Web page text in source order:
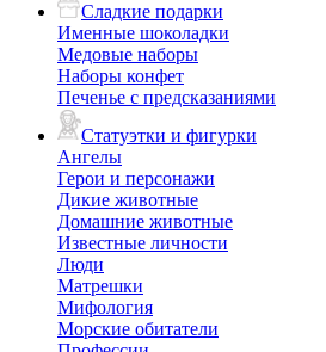
Сладкие подарки
Именные шоколадки
Медовые наборы
Наборы конфет
Печенье с предсказаниями
Статуэтки и фигурки
Ангелы
Герои и персонажи
Дикие животные
Домашние животные
Известные личности
Люди
Матрешки
Мифология
Морские обитатели